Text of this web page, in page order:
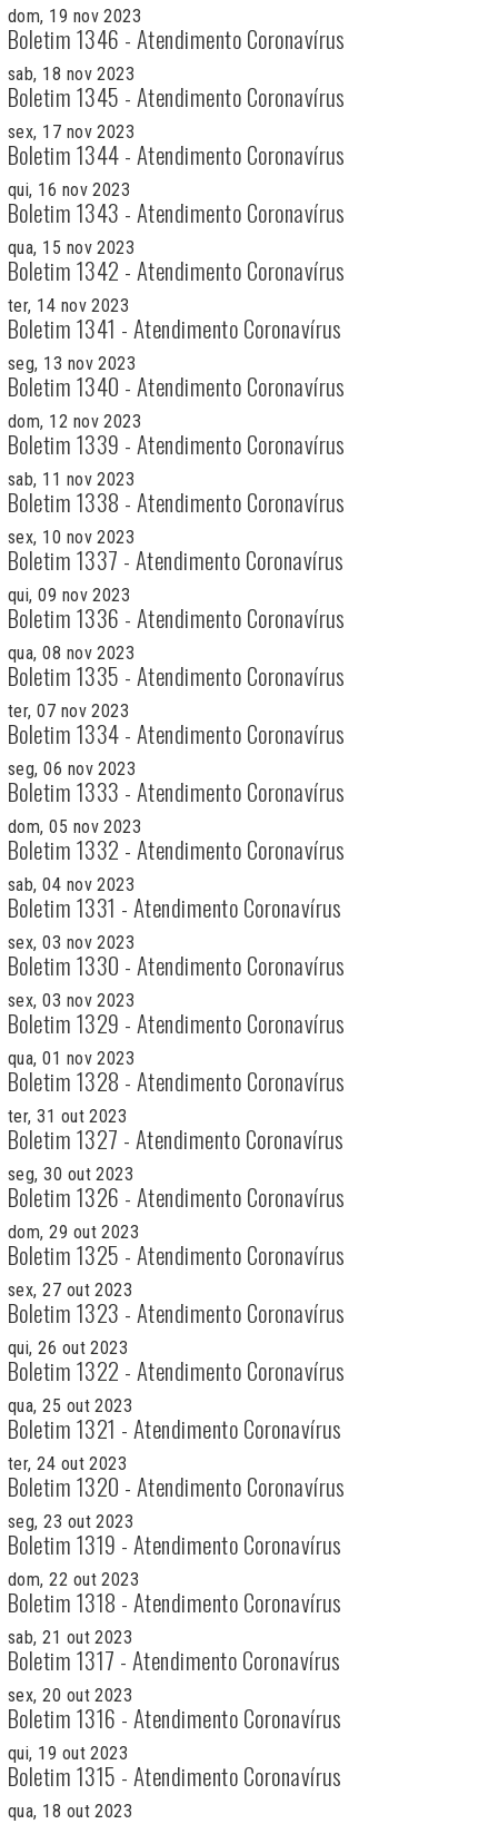
dom, 19 nov 2023
Boletim 1346 - Atendimento Coronavírus
sab, 18 nov 2023
Boletim 1345 - Atendimento Coronavírus
sex, 17 nov 2023
Boletim 1344 - Atendimento Coronavírus
qui, 16 nov 2023
Boletim 1343 - Atendimento Coronavírus
qua, 15 nov 2023
Boletim 1342 - Atendimento Coronavírus
ter, 14 nov 2023
Boletim 1341 - Atendimento Coronavírus
seg, 13 nov 2023
Boletim 1340 - Atendimento Coronavírus
dom, 12 nov 2023
Boletim 1339 - Atendimento Coronavírus
sab, 11 nov 2023
Boletim 1338 - Atendimento Coronavírus
sex, 10 nov 2023
Boletim 1337 - Atendimento Coronavírus
qui, 09 nov 2023
Boletim 1336 - Atendimento Coronavírus
qua, 08 nov 2023
Boletim 1335 - Atendimento Coronavírus
ter, 07 nov 2023
Boletim 1334 - Atendimento Coronavírus
seg, 06 nov 2023
Boletim 1333 - Atendimento Coronavírus
dom, 05 nov 2023
Boletim 1332 - Atendimento Coronavírus
sab, 04 nov 2023
Boletim 1331 - Atendimento Coronavírus
sex, 03 nov 2023
Boletim 1330 - Atendimento Coronavírus
sex, 03 nov 2023
Boletim 1329 - Atendimento Coronavírus
qua, 01 nov 2023
Boletim 1328 - Atendimento Coronavírus
ter, 31 out 2023
Boletim 1327 - Atendimento Coronavírus
seg, 30 out 2023
Boletim 1326 - Atendimento Coronavírus
dom, 29 out 2023
Boletim 1325 - Atendimento Coronavírus
sex, 27 out 2023
Boletim 1323 - Atendimento Coronavírus
qui, 26 out 2023
Boletim 1322 - Atendimento Coronavírus
qua, 25 out 2023
Boletim 1321 - Atendimento Coronavírus
ter, 24 out 2023
Boletim 1320 - Atendimento Coronavírus
seg, 23 out 2023
Boletim 1319 - Atendimento Coronavírus
dom, 22 out 2023
Boletim 1318 - Atendimento Coronavírus
sab, 21 out 2023
Boletim 1317 - Atendimento Coronavírus
sex, 20 out 2023
Boletim 1316 - Atendimento Coronavírus
qui, 19 out 2023
Boletim 1315 - Atendimento Coronavírus
qua, 18 out 2023